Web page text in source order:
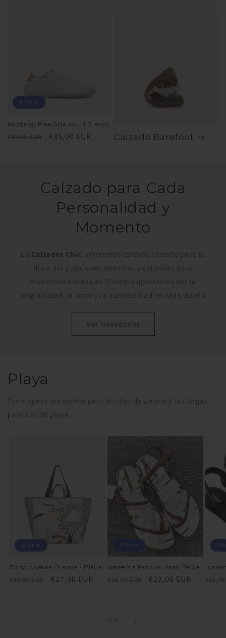
Oferta
Mustang Free Aria Murri Blanco
Precio
€49,95 EUR
Precio
€35,00 EUR Calzado Barefoot
Calzado para Cada
Personalidad y
Momento
En Calzados Chic, ofrecemos calzado cómodo para tu
día a día y opciones atrevidas y coloridas para
momentos especiales. Siempre apostamos por la
originalidad, el color y la autenticidad en cada diseño
Ver Novedades
Playa
Tus mejores accesorios para los días de verano y las largas
jornadas de playa.
Oferta
Bolso Anekke Grande - Playa
Precio
€39,95 EUR
Precio
€27,00 EUR
Oferta
Ipanema Fashion Sand Beige
Precio
€28,99 EUR
Precio
€22,00 EUR
1 15